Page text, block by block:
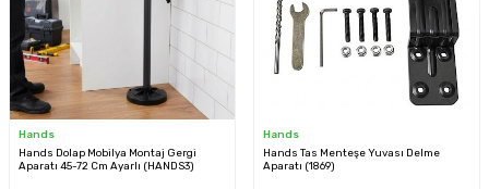
Hands
Hands Dolap Mobilya Montaj Gergi
Aparatı 45-72 Cm Ayarlı (HANDS3)
Hands
Hands Tas Menteşe Yuvası Delme
Aparatı (1869)